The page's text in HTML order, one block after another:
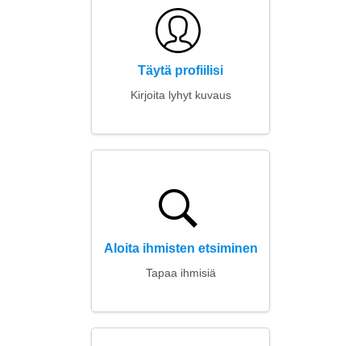
Täytä profiilisi
Kirjoita lyhyt kuvaus
Aloita ihmisten etsiminen
Tapaa ihmisiä